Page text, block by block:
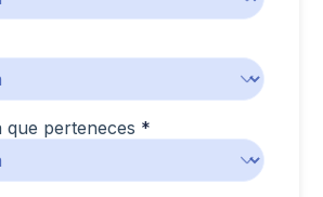
que perteneces *